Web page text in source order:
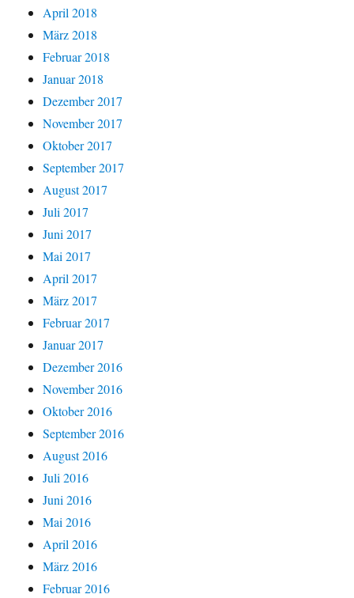
April 2018
März 2018
Februar 2018
Januar 2018
Dezember 2017
November 2017
Oktober 2017
September 2017
August 2017
Juli 2017
Juni 2017
Mai 2017
April 2017
März 2017
Februar 2017
Januar 2017
Dezember 2016
November 2016
Oktober 2016
September 2016
August 2016
Juli 2016
Juni 2016
Mai 2016
April 2016
März 2016
Februar 2016